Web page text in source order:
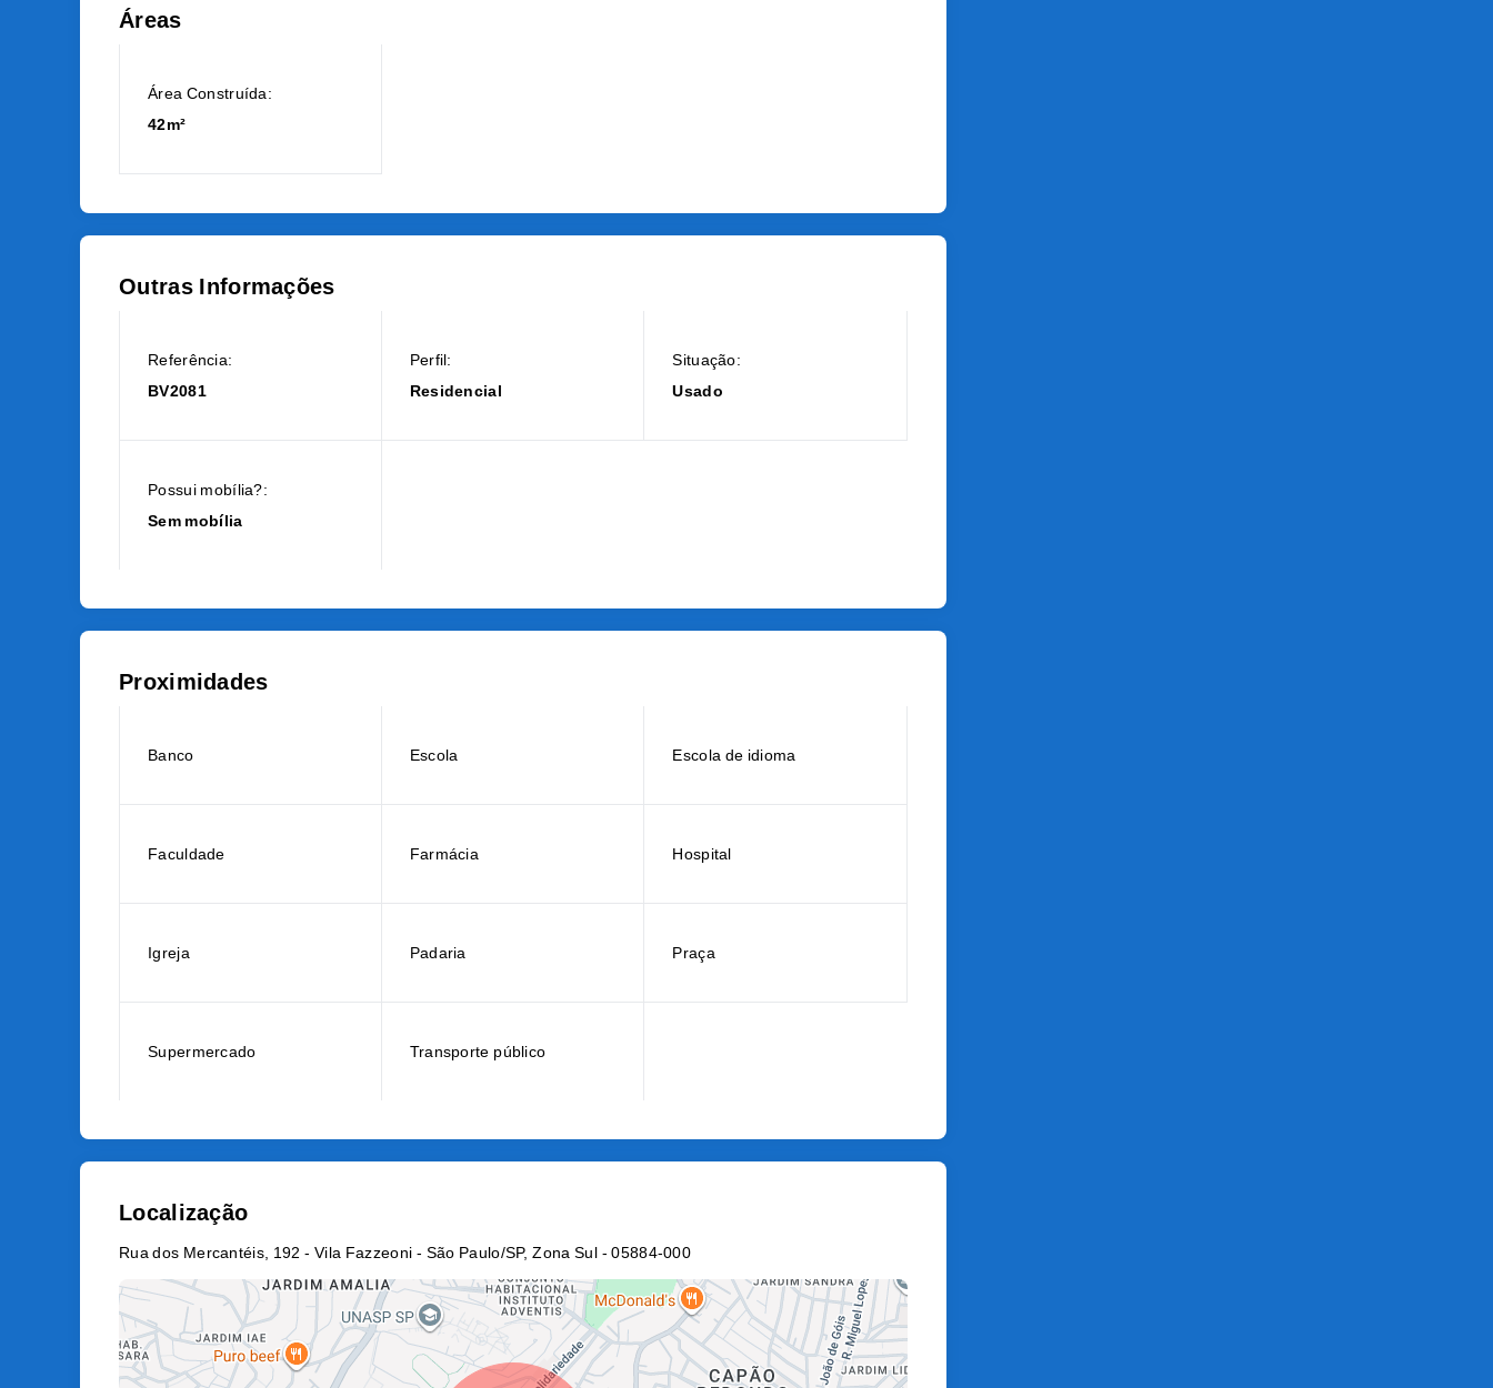
Áreas
Área Construída:
42m²
Outras Informações
Referência:
BV2081
Perfil:
Residencial
Situação:
Usado
Possui mobília?:
Sem mobília
Proximidades
Banco Escola Escola de idioma
Faculdade Farmácia Hospital
Igreja Padaria Praça
Supermercado Transporte público
Localização
Rua dos Mercantéis, 192 - Vila Fazzeoni - São Paulo/SP, Zona Sul - 05884-000